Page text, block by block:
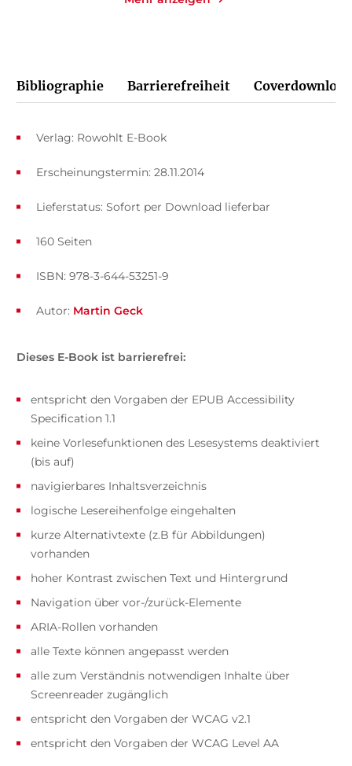
Bibliographie Barrierefreiheit Coverdownload
Verlag: Rowohlt E-Book
Erscheinungstermin: 28.11.2014
Lieferstatus: Sofort per Download lieferbar
ISBN: 978-3-644-53251-9
160 Seiten
Autor: Martin Geck
Dieses E-Book ist barrierefrei:
entspricht den Vorgaben der EPUB Accessibility
Specification 1.1
keine Vorlesefunktionen des Lesesystems deaktiviert
(bis auf)
navigierbares Inhaltsverzeichnis
logische Lesereihenfolge eingehalten
kurze Alternativtexte (z.B für Abbildungen)
vorhanden
hoher Kontrast zwischen Text und Hintergrund
Navigation über vor-/zurück-Elemente
ARIA-Rollen vorhanden
alle Texte können angepasst werden
alle zum Verständnis notwendigen Inhalte über
Screenreader zugänglich
entspricht den Vorgaben der WCAG v2.1
entspricht den Vorgaben der WCAG Level AA